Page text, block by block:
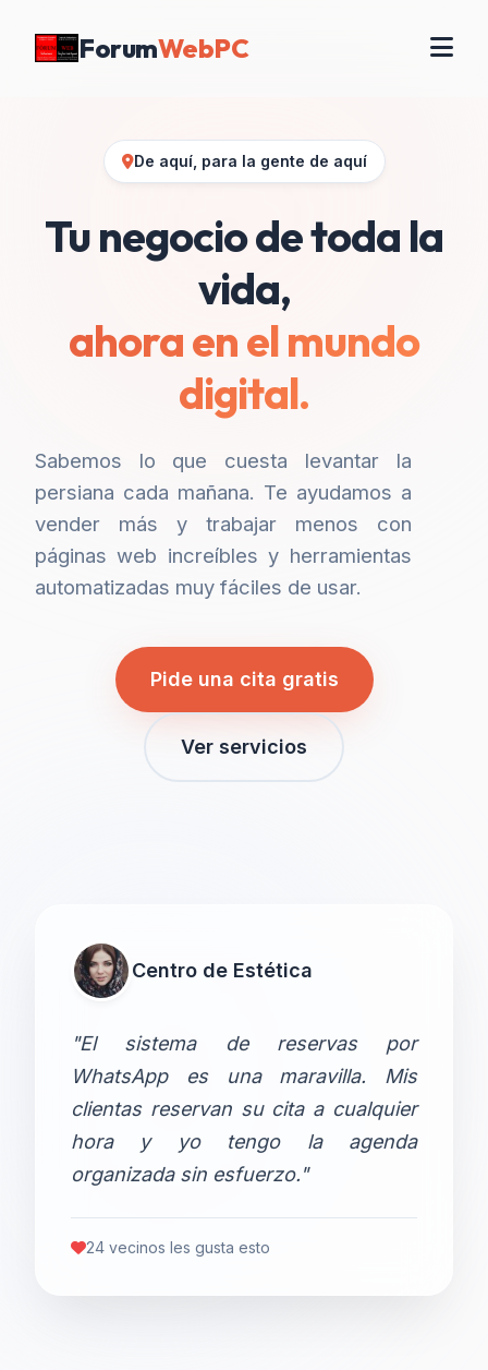
ForumWebPC
De aquí, para la gente de aquí
Tu negocio de toda la
vida,
ahora en el mundo
digital.
Sabemos lo que cuesta levantar la
persiana cada mañana. Te ayudamos a
vender más y trabajar menos con
páginas web increíbles y herramientas
automatizadas muy fáciles de usar.
Pide una cita gratis
Ver servicios
Centro de Estética
"El sistema de reservas por
WhatsApp es una maravilla. Mis
clientas reservan su cita a cualquier
hora y yo tengo la agenda
organizada sin esfuerzo."
24 vecinos les gusta esto